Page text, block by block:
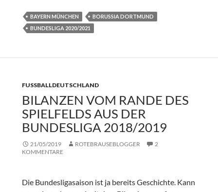
BAYERN MÜNCHEN
BORUSSIA DORTMUND
BUNDESLIGA 2020/2021
FUSSBALLDEUTSCHLAND
BILANZEN VOM RANDE DES
SPIELFELDS AUS DER
BUNDESLIGA 2018/2019
21/05/2019 ROTEBRAUSEBLOGGER
2
KOMMENTARE
Die Bundesligasaison ist ja bereits Geschichte. Kann